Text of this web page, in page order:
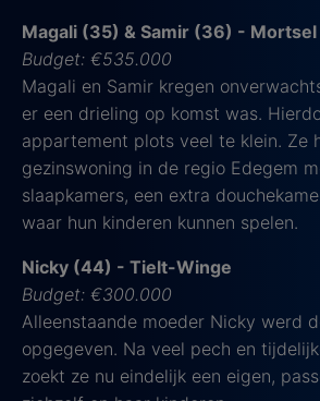
Magali (35) & Samir (36) - Mortsel
Budget: €535.000
Magali en Samir kregen
er een drieling op komst was.
appartement plots veel te klein. Ze
gezinswoning in de regio Edegem
slaapkamers, een extra
waar hun kinderen kunnen spelen.
Nicky (44) - Tielt-Winge
Budget: €300.000
Alleenstaande moeder Nicky werd
opgegeven. Na veel pech en
zoekt ze nu eindelijk een eigen,